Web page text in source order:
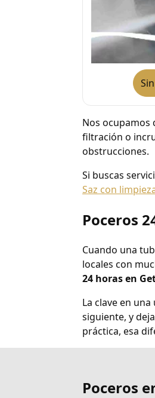
Nos ocupamos
filtración o
obstrucciones.
Si buscas
Saz con
Poceros
Cuando una
locales con
24 horas en
La clave en
siguiente, y
práctica, esa
Poceros